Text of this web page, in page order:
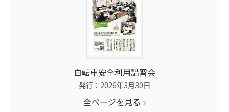
自転車安全利用講習会
発行：2026年3月30日
全ページを見る